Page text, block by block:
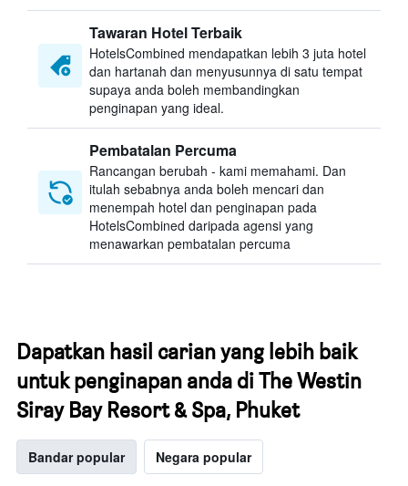
Tawaran Hotel Terbaik
HotelsCombined mendapatkan lebih 3 juta hotel
dan hartanah dan menyusunnya di satu tempat
supaya anda boleh membandingkan
penginapan yang ideal.
Pembatalan Percuma
Rancangan berubah - kami memahami. Dan
itulah sebabnya anda boleh mencari dan
menempah hotel dan penginapan pada
HotelsCombined daripada agensi yang
menawarkan pembatalan percuma
Dapatkan hasil carian yang lebih baik
untuk penginapan anda di The Westin
Siray Bay Resort & Spa, Phuket
Bandar popular Negara popular